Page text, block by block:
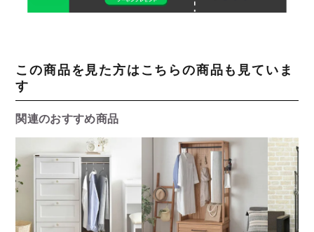
この商品を見た方はこちらの商品も見ていま
す
関連のおすすめ商品